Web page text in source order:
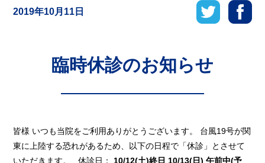
2019年10月11日
臨時休診のお知らせ
皆様 いつも当院をご利用ありがとうございます。 台風19号が関
東に上陸する恐れがあるため、以下の日程で「休診」とさせて
いただきます。 休診日： 10/12(土)終日 10/13(日) 午前中(予